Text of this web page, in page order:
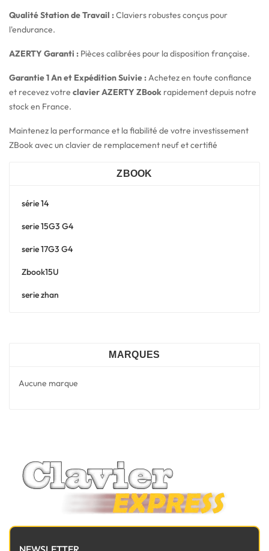
Qualité Station de Travail :Claviers robustes conçus pour
l'endurance.
AZERTY Garanti : Pièces calibrées pour la disposition française.
Garantie 1 An et Expédition Suivie :Achetez en toute confiance
et recevez votre clavier AZERTY ZBook rapidement depuis notre
stock en France.
Maintenez la performance et la fiabilité de votre investissement
ZBook avec un clavier de remplacement neuf et certifié
ZBOOK
série 14
serie 15G3 G4
serie 17G3 G4
Zbook15U
serie zhan
MARQUES
Aucune marque